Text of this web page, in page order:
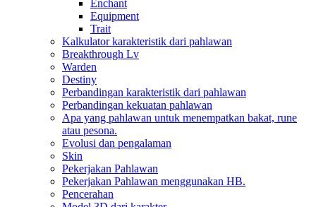
Enchant
Equipment
Trait
Kalkulator karakteristik dari pahlawan
Breakthrough Lv
Warden
Destiny
Perbandingan karakteristik dari pahlawan
Perbandingan kekuatan pahlawan
Apa yang pahlawan untuk menempatkan bakat, rune
atau pesona.
Evolusi dan pengalaman
Skin
Pekerjakan Pahlawan
Pekerjakan Pahlawan menggunakan HB.
Pencerahan